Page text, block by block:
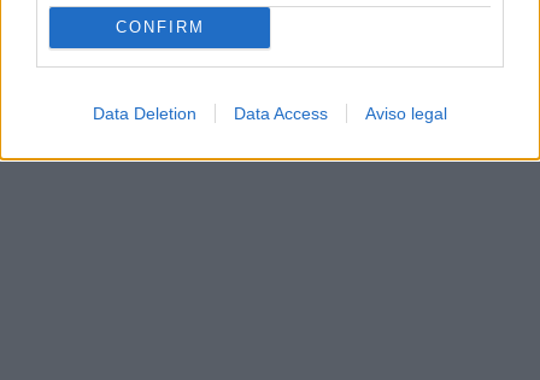
CONFIRM
Data Deletion Data Access Aviso legal